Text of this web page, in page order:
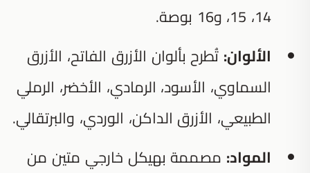
14، 15، و16 بوصة.
الألوان: تُطرح بألوان الأزرق الفاتح، الأزرق
السماوي، الأسود، الرمادي، الأخضر، الرملي
الطبيعي، الأزرق الداكن، الوردي، والبرتقالي.
المواد: مصممة بهيكل خارجي متين من